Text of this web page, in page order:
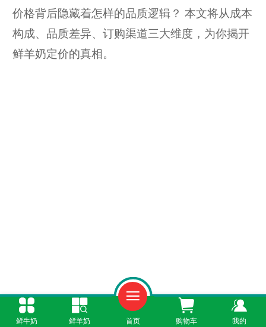
价格背后隐藏着怎样的品质逻辑？ 本文将从成本
构成、品质差异、订购渠道三大维度，为你揭开
鲜羊奶定价的真相。
鲜牛奶 鲜羊奶 首页 购物车 我的